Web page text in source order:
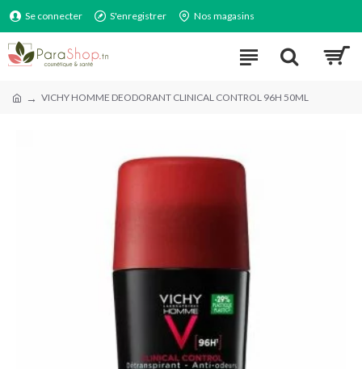
Se connecter S'enregistrer Nos magasins
VICHY HOMME DEODORANT CLINICAL CONTROL 96H 50ML